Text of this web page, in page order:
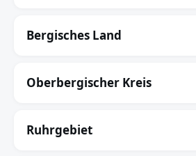
Bergisches Land
Oberbergischer Kreis
Ruhrgebiet